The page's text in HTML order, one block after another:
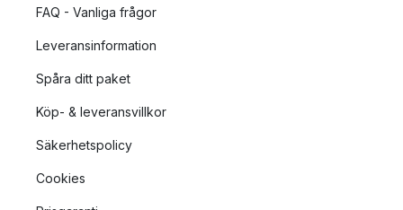
FAQ - Vanliga frågor
Leveransinformation
Spåra ditt paket
Köp- & leveransvillkor
Säkerhetspolicy
Cookies